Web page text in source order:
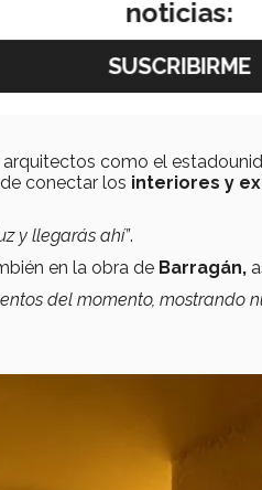
queBarragándejó
como el
conectar los interiores y
y llegarás ahí”.
en la obra de Barragán,
del momento, mostrando
noticias: